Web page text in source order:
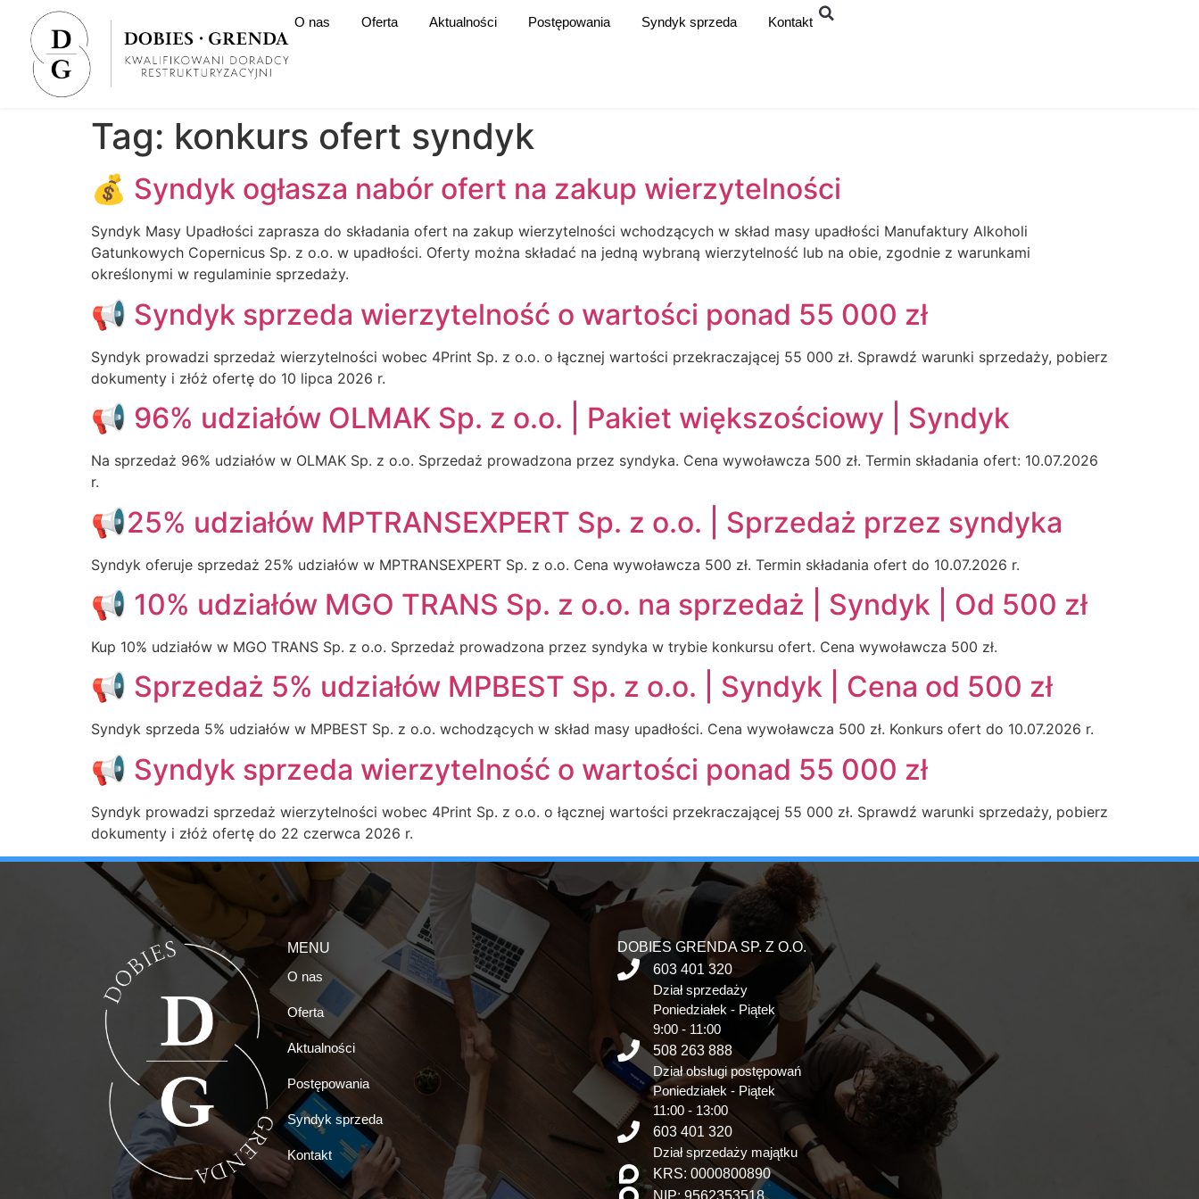
O nas Oferta Aktualności Postępowania Syndyk sprzeda Kontakt
Tag: konkurs ofert syndyk
💰 Syndyk ogłasza nabór ofert na zakup wierzytelności
Syndyk Masy Upadłości zaprasza do składania ofert na zakup wierzytelności wchodzących w skład masy upadłości Manufaktury Alkoholi
Gatunkowych Copernicus Sp. z o.o. w upadłości. Oferty można składać na jedną wybraną wierzytelność lub na obie, zgodnie z warunkami
określonymi w regulaminie sprzedaży.
📢 Syndyk sprzeda wierzytelność o wartości ponad 55 000 zł
Syndyk prowadzi sprzedaż wierzytelności wobec 4Print Sp. z o.o. o łącznej wartości przekraczającej 55 000 zł. Sprawdź warunki sprzedaży, pobierz
dokumenty i złóż ofertę do 10 lipca 2026 r.
📢 96% udziałów OLMAK Sp. z o.o. | Pakiet większościowy | Syndyk
Na sprzedaż 96% udziałów w OLMAK Sp. z o.o. Sprzedaż prowadzona przez syndyka. Cena wywoławcza 500 zł. Termin składania ofert: 10.07.2026
r.
📢25% udziałów MPTRANSEXPERT Sp. z o.o. | Sprzedaż przez syndyka
Syndyk oferuje sprzedaż 25% udziałów w MPTRANSEXPERT Sp. z o.o. Cena wywoławcza 500 zł. Termin składania ofert do 10.07.2026 r.
📢 10% udziałów MGO TRANS Sp. z o.o. na sprzedaż | Syndyk | Od 500 zł
Kup 10% udziałów w MGO TRANS Sp. z o.o. Sprzedaż prowadzona przez syndyka w trybie konkursu ofert. Cena wywoławcza 500 zł.
📢 Sprzedaż 5% udziałów MPBEST Sp. z o.o. | Syndyk | Cena od 500 zł
Syndyk sprzeda 5% udziałów w MPBEST Sp. z o.o. wchodzących w skład masy upadłości. Cena wywoławcza 500 zł. Konkurs ofert do 10.07.2026 r.
📢 Syndyk sprzeda wierzytelność o wartości ponad 55 000 zł
Syndyk prowadzi sprzedaż wierzytelności wobec 4Print Sp. z o.o. o łącznej wartości przekraczającej 55 000 zł. Sprawdź warunki sprzedaży, pobierz
dokumenty i złóż ofertę do 22 czerwca 2026 r.
MENU
O nas
Oferta
Aktualności
Postępowania
Syndyk sprzeda
Kontakt
DOBIES GRENDA SP. Z O.O.
603 401 320
Dział sprzedaży
Poniedziałek - Piątek
9:00 - 11:00
508 263 888
Dział obsługi postępowań
Poniedziałek - Piątek
11:00 - 13:00
603 401 320
Dział sprzedaży majątku
KRS: 0000800890
NIP: 9562353518